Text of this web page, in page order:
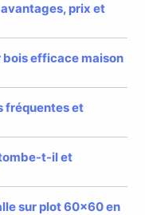
prix et
efficace maison
fréquentes et
t-il et
sur plot 60×60 en